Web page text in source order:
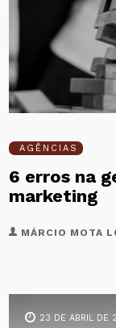
MÁRCIO MOTA
AGÊNCIAS
6 erros na
marketing
MÁRCIO MOTA
23 DE ABRIL DE